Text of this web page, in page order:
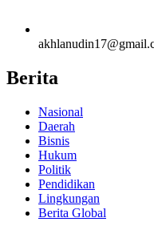
Berita
Nasional
Daerah
Bisnis
Hukum
Politik
Pendidikan
Lingkungan
Berita Global